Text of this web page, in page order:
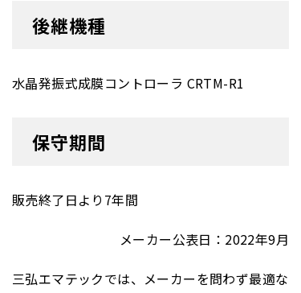
後継機種
水晶発振式成膜コントローラ CRTM-R1
保守期間
販売終了日より7年間
メーカー公表日：2022年9月
三弘エマテックでは、メーカーを問わず最適な